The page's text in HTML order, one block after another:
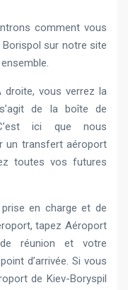
comment vous
sur notre site
droite, vous verrez la
de la boîte de
ici que nous
un transfert aéroport
toutes vos futures
en charge et de
tapez Aéroport
réunion et votre
d’arrivée. Si vous
de Kiev-Boryspil